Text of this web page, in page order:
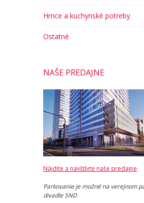
Hrnce a kuchynské potreby
Ostatné
NAŠE PREDAJNE
Nájdite a navštívte naše predajne
Parkovanie je možné na verejnom
divadle SND